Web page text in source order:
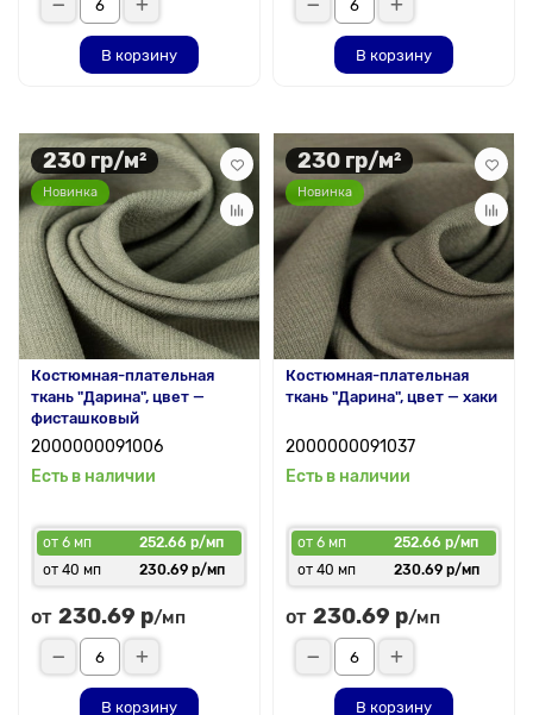
В корзину В корзину
230 гр/м²
Новинка
Костюмная-плательная
ткань "Дарина", цвет —
фисташковый
2000000091006
Есть в наличии
от 6 мп
252.66 р/мп
от 40 мп
230.69 р/мп
от 230.69 р/мп
В корзину
230 гр/м²
Новинка
Костюмная-плательная
ткань "Дарина", цвет — хаки
2000000091037
Есть в наличии
от 6 мп
252.66 р/мп
от 40 мп
230.69 р/мп
от 230.69 р/мп
В корзину